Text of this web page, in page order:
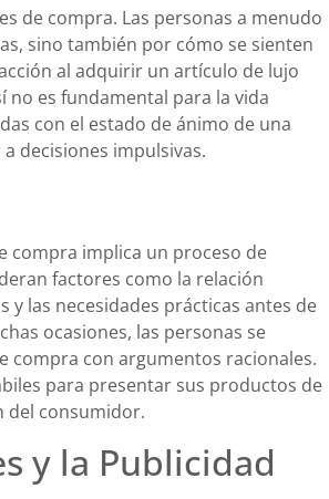
de compra. Las personas a menudo
sino también por cómo se sienten
al adquirir un artículo de lujo
es fundamental para la vida
con el estado de ánimo de una
decisiones impulsivas.
compra implica un proceso de
factores como la relación
y las necesidades prácticas antes de
ocasiones, las personas se
compra con argumentos racionales.
para presentar sus productos de
del consumidor.
y la Publicidad